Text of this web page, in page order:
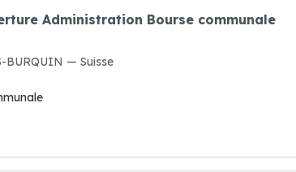
Administration Bourse communale
BURQUIN — Suisse